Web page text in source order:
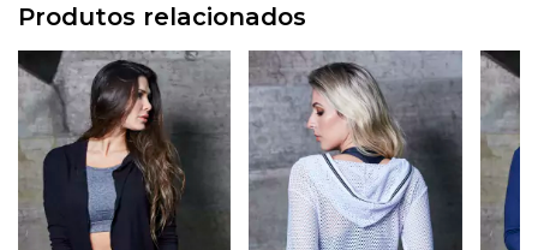
Produtos relacionados